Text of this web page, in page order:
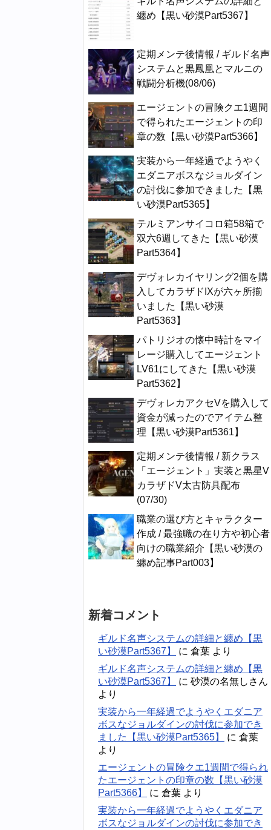
纏め【黒い砂漠Part5367】
定期メンテ後情報 / ギルド名声
システムと黒鳳凰とマルニの
戦闘分析機(08/06)
エージェントの冒険クエ1週間
で得られたエージェントの印
章の数【黒い砂漠Part5366】
実装から一年経過でようやく
エダニアボスなジョルダイン
の討伐に参加できました【黒
い砂漠Part5365】
テルミアンサイコロ箱58箱で
双六6週してきた【黒い砂漠
Part5364】
デヴォレカイヤリング2個を購
入してカラザドIXが六ヶ所揃
いました【黒い砂漠
Part5363】
パトリジオの懐中時計をマイ
レージ購入してエージェント
LV61にしてきた【黒い砂漠
Part5362】
デヴォレカアクセVを購入して
資金が減ったのでアイテム整
理【黒い砂漠Part5361】
定期メンテ後情報 / 新クラス
「エージェント」実装と黒星V
カラザドV太古防具配布
(07/30)
職業の選び方とキャラクター
作成 / 最強職の在り方や初心者
向けの職業紹介【黒い砂漠の
纏め記事Part003】
新着コメント
ギルド名声システムの詳細と纏め【黒
い砂漠Part5367】
に 倉葉 より
ギルド名声システムの詳細と纏め【黒
い砂漠Part5367】
に 砂漠の名無しさん
より
実装から一年経過でようやくエダニア
ボスなジョルダインの討伐に参加でき
ました【黒い砂漠Part5365】
に 倉葉
より
エージェントの冒険クエ1週間で得られ
たエージェントの印章の数【黒い砂漠
Part5366】
に 倉葉 より
実装から一年経過でようやくエダニア
ボスなジョルダインの討伐に参加でき